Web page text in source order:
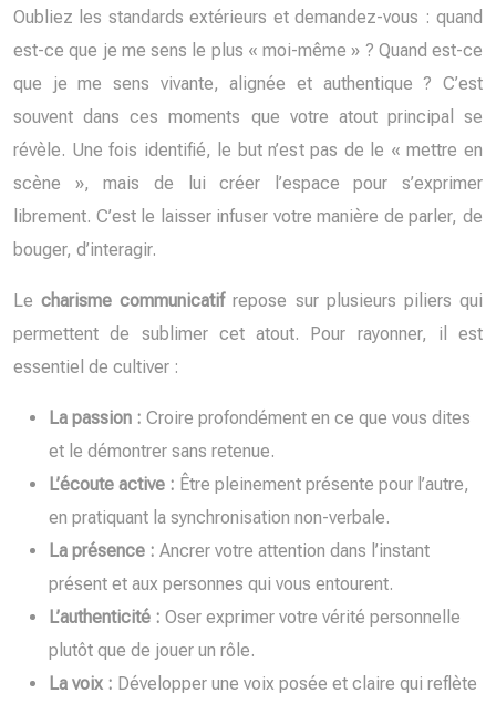
Oubliez les standards extérieurs et demandez-vous : quand
est-ce que je me sens le plus « moi-même » ? Quand est-ce
que je me sens vivante, alignée et authentique ? C’est
souvent dans ces moments que votre atout principal se
révèle. Une fois identifié, le but n’est pas de le « mettre en
scène », mais de lui créer l’espace pour s’exprimer
librement. C’est le laisser infuser votre manière de parler, de
bouger, d’interagir.
Lecharisme communicatifrepose sur plusieurs piliers qui
permettent de sublimer cet atout. Pour rayonner, il est
essentiel de cultiver :
La passion : Croire profondément en ce que vous dites
et le démontrer sans retenue.
L’écoute active : Être pleinement présente pour l’autre,
en pratiquant la synchronisation non-verbale.
La présence : Ancrer votre attention dans l’instant
présent et aux personnes qui vous entourent.
L’authenticité : Oser exprimer votre vérité personnelle
plutôt que de jouer un rôle.
La voix : Développer une voix posée et claire qui reflète